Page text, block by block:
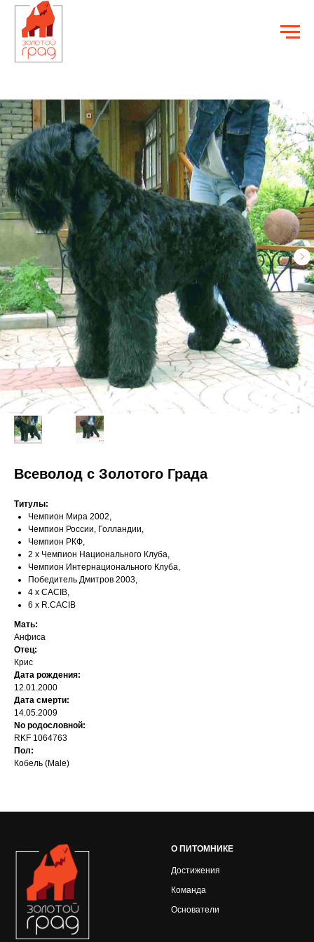
Всеволод с Золотого Града
Титулы:
Чемпион Мира 2002,
Чемпион России, Голландии,
Чемпион РКФ,
2 х Чемпион Национального Клуба,
Чемпион Интернационального Клуба,
Победитель Дмитров 2003,
4 х CACIB,
6 х R.CACIB
Мать:
Анфиса
Отец:
Крис
Дата рождения:
12.01.2000
Дата смерти:
14.05.2009
No родословной:
RKF 1064763
Пол:
Кобель (Male)
О ПИТОМНИКЕ
Достижения
Команда
Основатели